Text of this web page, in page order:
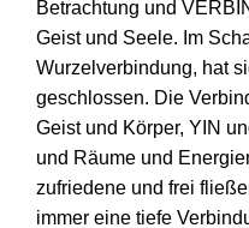
Betrachtung und
Geist und Seele. Im
Wurzelverbindung, hat
geschlossen. Die
Geist und Körper, YIN
und Räume und
zufriedene und frei
immer eine tiefe